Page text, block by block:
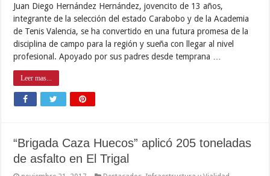
Juan Diego Hernández Hernández, jovencito de 13 años,
integrante de la selección del estado Carabobo y de la Academia
de Tenis Valencia, se ha convertido en una futura promesa de la
disciplina de campo para la región y sueña con llegar al nivel
profesional. Apoyado por sus padres desde temprana …
Leer mas...
“Brigada Caza Huecos” aplicó 205 toneladas
de asfalto en El Trigal